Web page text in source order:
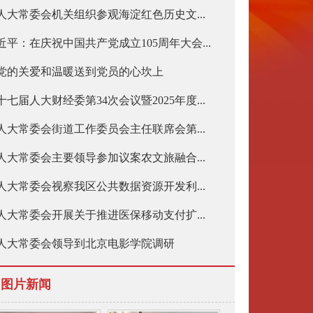
大常委会机关组织参观海淀红色历史文...
平：在庆祝中国共产党成立105周年大会...
的关爱和温暖送到党员的心坎上
七届人大财经委第34次会议暨2025年度...
大常委会街道工作委员会主任联席会第...
大常委会主要领导参加议案农文旅融合...
大常委会视察我区公共数据资源开发利...
大常委会开展关于推进医保移动支付扩...
大常委会领导到北京电影学院调研
图片新闻